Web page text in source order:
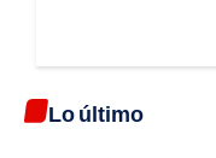
Lo último